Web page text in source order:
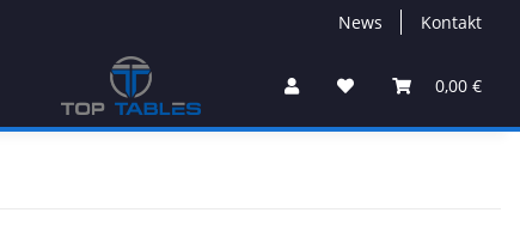
News Kontakt
0,00 €